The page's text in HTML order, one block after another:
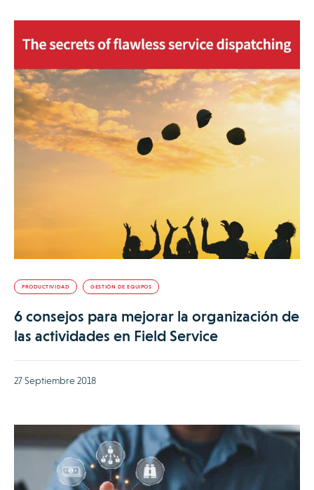
PRODUCTIVIDAD GESTIÓN DE EQUIPOS
6 consejos para mejorar la organización de
las actividades en Field Service
27 Septiembre 2018